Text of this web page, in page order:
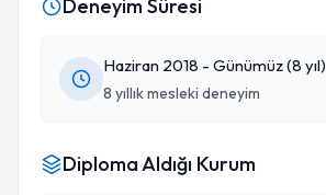
Deneyim Süresi
Haziran 2018 - Günümüz (8 yıl)
8 yıllık mesleki deneyim
Diploma Aldığı Kurum